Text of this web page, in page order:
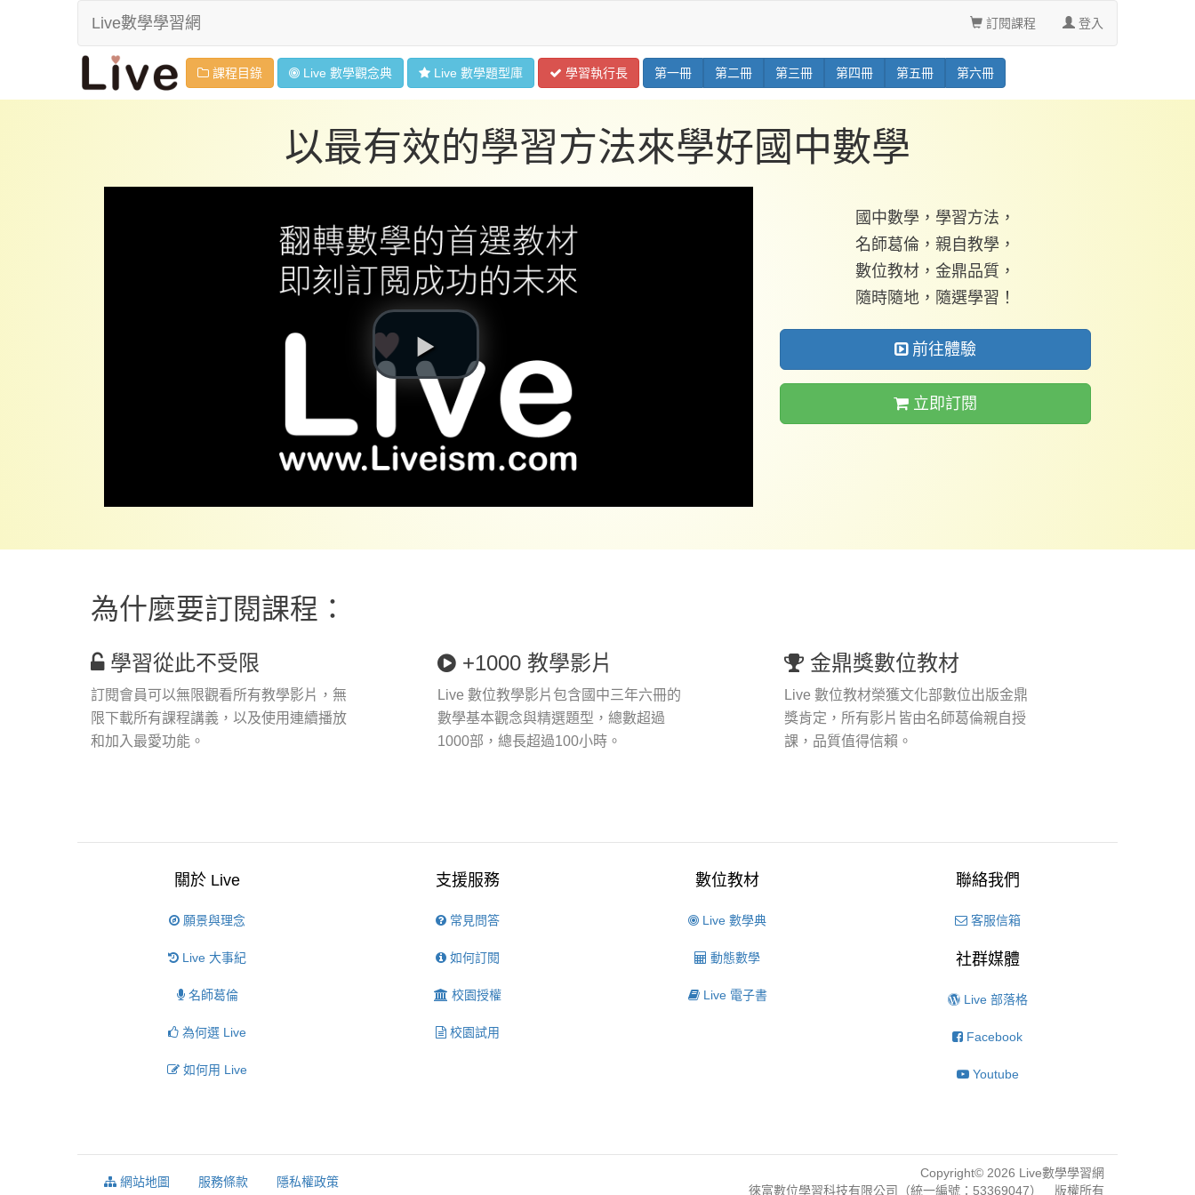
Live數學學習網 訂閱課程 登入
課程目錄 Live 數學觀念典 Live 數學題型庫 學習執行長 第一冊 第二冊 第三冊 第四冊 第五冊 第六冊
以最有效的學習方法來學好國中數學
國中數學，學習方法，
名師葛倫，親自教學，
數位教材，金鼎品質，
隨時隨地，隨選學習！
前往體驗
立即訂閱
為什麼要訂閱課程：
學習從此不受限
訂閱會員可以無限觀看所有教學影片，無
限下載所有課程講義，以及使用連續播放
和加入最愛功能。
+1000 教學影片
Live 數位教學影片包含國中三年六冊的
數學基本觀念與精選題型，總數超過
1000部，總長超過100小時。
金鼎獎數位教材
Live 數位教材榮獲文化部數位出版金鼎
獎肯定，所有影片皆由名師葛倫親自授
課，品質值得信賴。
關於 Live
願景與理念
Live 大事紀
名師葛倫
為何選 Live
如何用 Live
支援服務
常見問答
如何訂閱
校園授權
校園試用
數位教材
Live 數學典
動態數學
Live 電子書
聯絡我們
客服信箱
社群媒體
Live 部落格
Facebook
Youtube
網站地圖 服務條款 隱私權政策
Copyright© 2026 Live數學學習網
徠富數位學習科技有限公司（統一編號：53369047） 版權所有